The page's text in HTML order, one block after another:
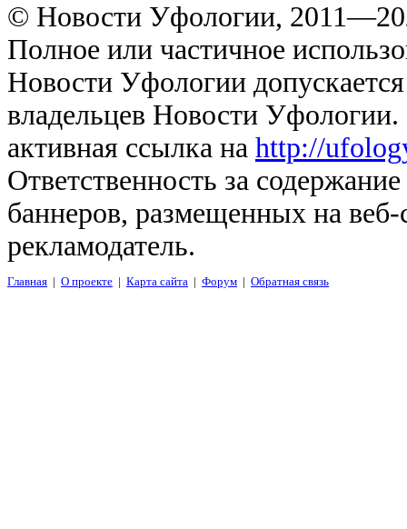
© Новости Уфологии,
Полное или частичное
Новости Уфологии
владельцев Новости
активная ссылка на http://
Ответственность за
баннеров, размещенных на
рекламодатель.
Главная | О проекте | Карта сайта | Форум | Обратная связь